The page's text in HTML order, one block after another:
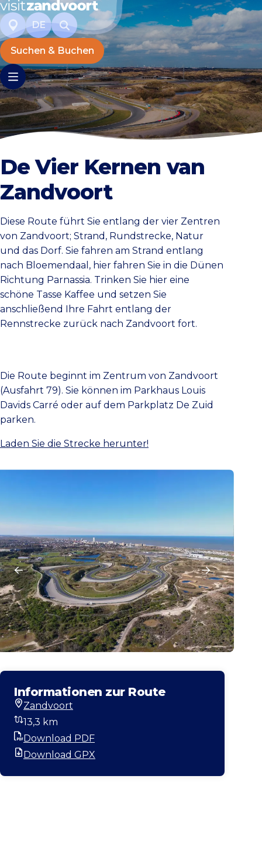
DE
Suchen & Buchen
De Vier Kernen van
Zandvoort
Diese Route führt Sie entlang der vier Zentren
von Zandvoort; Strand, Rundstrecke, Natur
und das Dorf. Sie fahren am Strand entlang
nach Bloemendaal, hier fahren Sie in die Dünen
Richtung Parnassia. Trinken Sie hier eine
schöne Tasse Kaffee und setzen Sie
anschließend Ihre Fahrt entlang der
Rennstrecke zurück nach Zandvoort fort.
Die Route beginnt im Zentrum von Zandvoort
(Ausfahrt 79). Sie können im Parkhaus Louis
Davids Carré oder auf dem Parkplatz De Zuid
parken.
Laden Sie die Strecke herunter!
Informationen zur Route
Startort
Zandvoort
Entfernung
13,3 km
PDF
Download PDF
Download GPX